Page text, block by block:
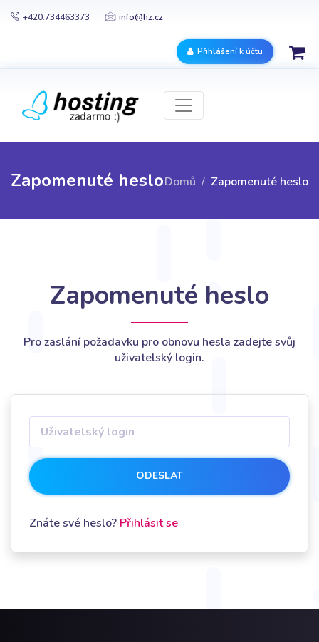
+420.734463373 info@hz.cz
Přihlášení k účtu
Zapomenuté hesloDomů Zapomenuté heslo
Zapomenuté heslo
Pro zaslání požadavku pro obnovu hesla zadejte svůj
uživatelský login.
ODESLAT
Znáte své heslo? Přihlásit se